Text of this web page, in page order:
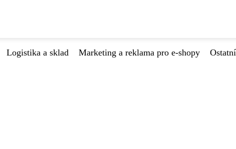
Logistika a sklad Marketing a reklama pro e-shopy
Ostatní